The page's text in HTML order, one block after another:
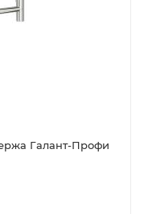
Галант-Профи